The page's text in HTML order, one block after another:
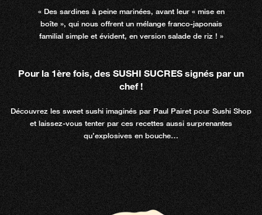
« Des sardines à peine marinées, avant leur « mise en
boîte », qui nous offrent un mélange franco-japonais
familial simple et évident, en version salade de riz ! »
Pour la 1ère fois, des SUSHI SUCRES signés par un
chef !
Découvrez les sweet sushi imaginés par Paul Pairet pour Sushi Shop
et laissez-vous tenter par ces recettes aussi surprenantes
qu’explosives en bouche…